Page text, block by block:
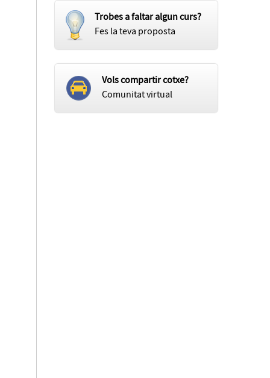
Trobes a faltar algun curs?
Fes la teva proposta
Vols compartir cotxe?
Comunitat virtual